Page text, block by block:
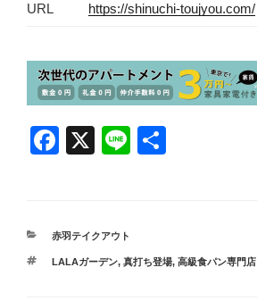
URL https://shinuchi-toujyou.com/
F
e
b
X
Li
カ
ゴ
赤羽テイクアウト
タ
LALAガーデン, 真打ち登場, 高級食パン専門店